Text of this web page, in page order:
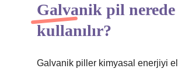
Galvanik pil nerede
kullanılır?
Galvanik piller kimyasal enerjiyi